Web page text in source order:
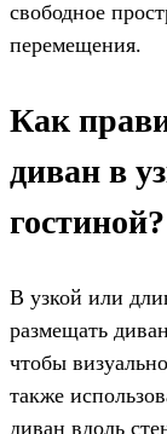
свободное
перемещения.
Как
диван в
гостиной?
В узкой или
размещать
чтобы
также
диван вдоль